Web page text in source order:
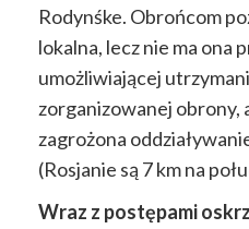
Rodynśke. Obrońcom
lokalna, lecz nie ma ona
umożliwiającej
zorganizowanej obrony,
zagrożona
(Rosjanie są 7 km na
Wraz z postępami